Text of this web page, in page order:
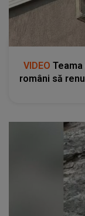
VIDEO
români să